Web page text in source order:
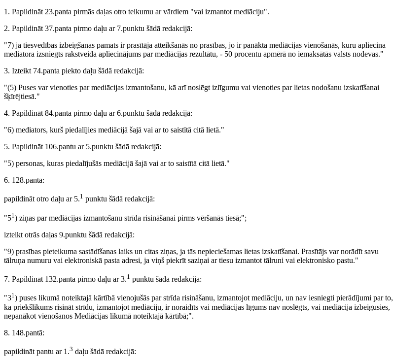
1. Papildināt 23.panta pirmās daļas otro teikumu ar vārdiem "vai izmantot mediāciju".
2. Papildināt 37.panta pirmo daļu ar 7.punktu šādā redakcijā:
"7) ja tiesvedības izbeigšanas pamats ir prasītāja atteikšanās no prasības, jo ir panākta mediācijas vienošanās, kuru apliecina
mediatora izsniegts rakstveida apliecinājums par mediācijas rezultātu, - 50 procentu apmērā no iemaksātās valsts nodevas."
3. Izteikt 74.panta piekto daļu šādā redakcijā:
"(5) Puses var vienoties par mediācijas izmantošanu, kā arī noslēgt izlīgumu vai vienoties par lietas nodošanu izskatīšanai
šķīrējtiesā."
4. Papildināt 84.panta pirmo daļu ar 6.punktu šādā redakcijā:
"6) mediators, kurš piedalījies mediācijā šajā vai ar to saistītā citā lietā."
5. Papildināt 106.pantu ar 5.punktu šādā redakcijā:
"5) personas, kuras piedalījušās mediācijā šajā vai ar to saistītā citā lietā."
6. 128.pantā:
papildināt otro daļu ar 5.1 punktu šādā redakcijā:
"51 ) ziņas par mediācijas izmantošanu strīda risināšanai pirms vēršanās tiesā;";
izteikt otrās daļas 9.punktu šādā redakcijā:
"9) prasības pieteikuma sastādīšanas laiks un citas ziņas, ja tās nepieciešamas lietas izskatīšanai. Prasītājs var norādīt savu
tālruņa numuru vai elektroniskā pasta adresi, ja viņš piekrīt saziņai ar tiesu izmantot tālruni vai elektronisko pastu."
7. Papildināt 132.panta pirmo daļu ar 3.1 punktu šādā redakcijā:
"31) puses likumā noteiktajā kārtībā vienojušās par strīda risināšanu, izmantojot mediāciju, un nav iesniegti pierādījumi par to,
ka priekšlikums risināt strīdu, izmantojot mediāciju, ir noraidīts vai mediācijas līgums nav noslēgts, vai mediācija izbeigusies,
nepanākot vienošanos Mediācijas likumā noteiktajā kārtībā;".
8. 148.pantā:
papildināt pantu ar 1.3 daļu šādā redakcijā: